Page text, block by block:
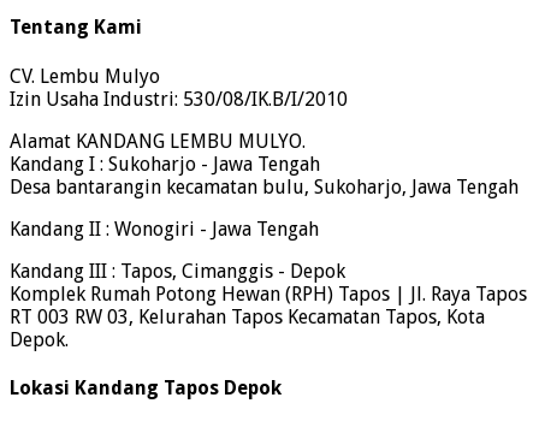
Tentang Kami
CV. Lembu Mulyo
Izin Usaha Industri: 530/08/IK.B/I/2010
Alamat KANDANG LEMBU MULYO.
Kandang I : Sukoharjo - Jawa Tengah
Desa bantarangin kecamatan bulu, Sukoharjo, Jawa Tengah
Kandang II : Wonogiri - Jawa Tengah
Kandang III : Tapos, Cimanggis - Depok
Komplek Rumah Potong Hewan (RPH) Tapos | Jl. Raya Tapos
RT 003 RW 03, Kelurahan Tapos Kecamatan Tapos, Kota
Depok.
Lokasi Kandang Tapos Depok